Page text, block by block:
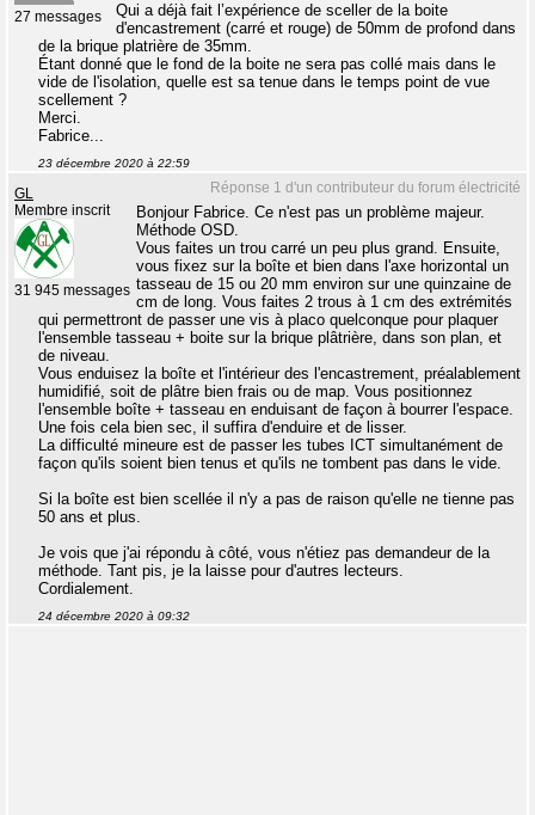
27 messages
Qui a déjà fait l’expérience de sceller de la boite
d'encastrement (carré et rouge) de 50mm de profond dans
de la brique platrière de 35mm.
Étant donné que le fond de la boite ne sera pas collé mais dans le
vide de l'isolation, quelle est sa tenue dans le temps point de vue
scellement ?
Merci.
Fabrice...
23 décembre 2020 à 22:59
Réponse 1 d'un contributeur du forum électricité
GL
Membre inscrit
31 945 messages
Bonjour Fabrice. Ce n'est pas un problème majeur.
Méthode OSD.
Vous faites un trou carré un peu plus grand. Ensuite,
vous fixez sur la boîte et bien dans l'axe horizontal un
tasseau de 15 ou 20 mm environ sur une quinzaine de
cm de long. Vous faites 2 trous à 1 cm des extrémités
qui permettront de passer une vis à placo quelconque pour plaquer
l'ensemble tasseau + boite sur la brique plâtrière, dans son plan, et
de niveau.
Vous enduisez la boîte et l'intérieur des l'encastrement, préalablement
humidifié, soit de plâtre bien frais ou de map. Vous positionnez
l'ensemble boîte + tasseau en enduisant de façon à bourrer l'espace.
Une fois cela bien sec, il suffira d'enduire et de lisser.
La difficulté mineure est de passer les tubes ICT simultanément de
façon qu'ils soient bien tenus et qu'ils ne tombent pas dans le vide.
Si la boîte est bien scellée il n'y a pas de raison qu'elle ne tienne pas
50 ans et plus.
Je vois que j'ai répondu à côté, vous n'étiez pas demandeur de la
méthode. Tant pis, je la laisse pour d'autres lecteurs.
Cordialement.
24 décembre 2020 à 09:32